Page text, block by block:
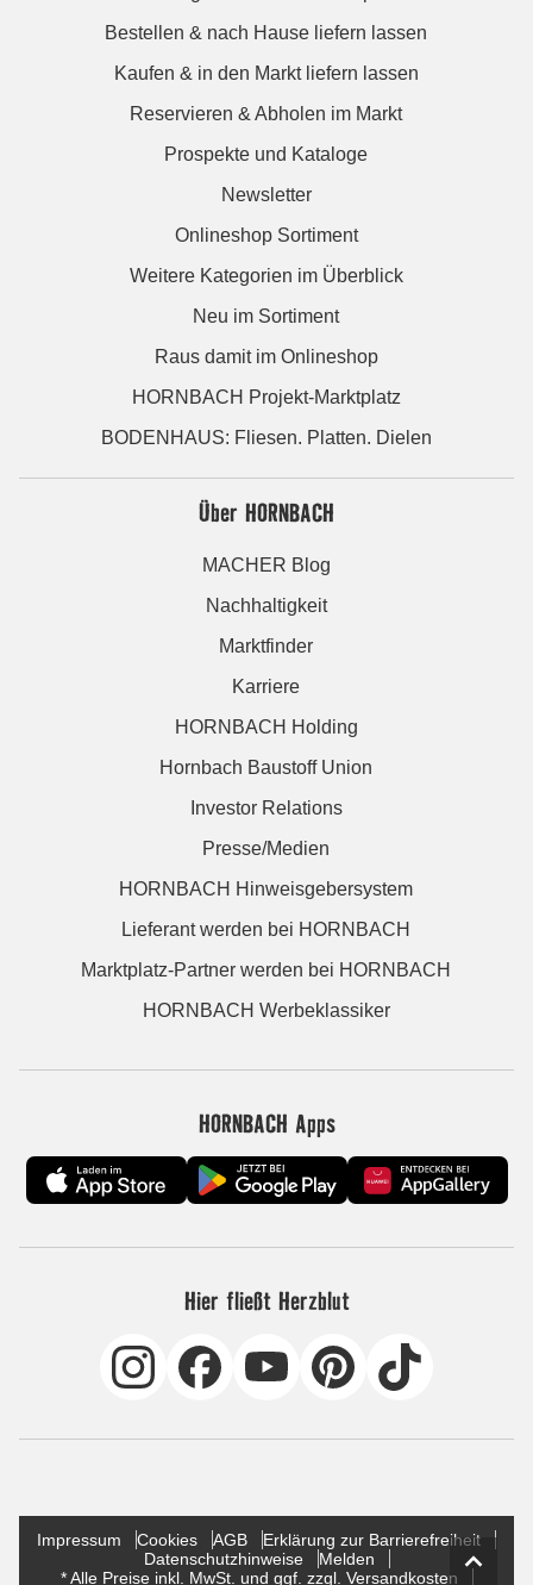
Bestellen & nach Hause liefern lassen
Kaufen & in den Markt liefern lassen
Reservieren & Abholen im Markt
Prospekte und Kataloge
Newsletter
Onlineshop Sortiment
Weitere Kategorien im Überblick
Neu im Sortiment
Raus damit im Onlineshop
HORNBACH Projekt-Marktplatz
BODENHAUS: Fliesen. Platten. Dielen
Über HORNBACH
MACHER Blog
Nachhaltigkeit
Marktfinder
Karriere
HORNBACH Holding
Hornbach Baustoff Union
Investor Relations
Presse/Medien
HORNBACH Hinweisgebersystem
Lieferant werden bei HORNBACH
Marktplatz-Partner werden bei HORNBACH
HORNBACH Werbeklassiker
HORNBACH Apps
Hier fließt Herzblut
Impressum Cookies AGB
Erklärung zur Barrierefreiheit
Datenschutzhinweise
Melden
* Alle Preise inkl. MwSt. und ggf. zzgl. Versandkosten